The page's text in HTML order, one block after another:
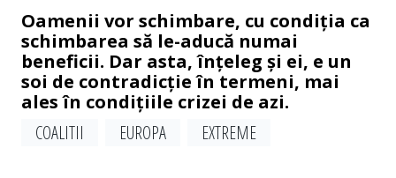
Oamenii vor schimbare, cu condiția ca
schimbarea să le-aducă numai
beneficii. Dar asta, înțeleg și ei, e un
soi de contradicție în termeni, mai
ales în condițiile crizei de azi.
COALITII
EUROPA EXTREME